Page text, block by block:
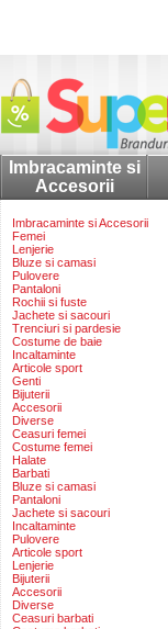
Imbracaminte si
Accesorii
Imbracaminte si Accesorii
Femei
Lenjerie
Bluze si camasi
Pulovere
Pantaloni
Rochii si fuste
Jachete si sacouri
Trenciuri si pardesie
Costume de baie
Incaltaminte
Articole sport
Genti
Bijuterii
Accesorii
Diverse
Ceasuri femei
Costume femei
Halate
Barbati
Bluze si camasi
Pantaloni
Jachete si sacouri
Incaltaminte
Pulovere
Articole sport
Lenjerie
Bijuterii
Accesorii
Diverse
Ceasuri barbati